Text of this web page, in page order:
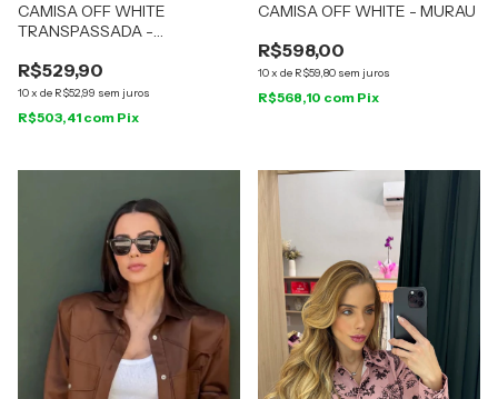
CAMISA OFF WHITE
TRANSPASSADA -
R$529,90
10x de R$52,99 sem juros
R$503,41 com Pix
CAMISA OFF WHITE - MURAU
R$598,00
10x de R$59,80 sem juros
R$568,10 com Pix